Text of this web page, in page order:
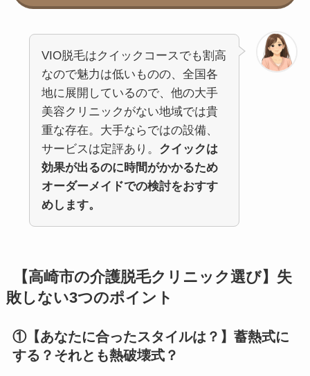
VIO脱毛はクイックコースでも割高
なので魅力は低いものの、全国各
地に展開しているので、他の大手
美容クリニックがない地域では貴
重な存在。大手ならではの設備、
サービスは定評あり。 クイックは
効果が出るのに時間がかかるため
オーダーメイドでの検討をおすす
めします。
【高崎市の介護脱毛クリニック選び】失
敗しない3つのポイント
①【あなたに合ったスタイルは？】蓄熱式に
する？それとも熱破壊式？